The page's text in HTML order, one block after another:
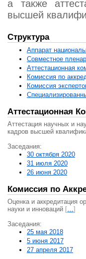
а также
высшей
Структура
Аппарат
Совместное
Аттестационная
Комиссия по
Комиссия
Аттестационная
Аттестация научных и
кадров высшей
Заседания:
30 октября 2020
31 июля 2020
26 июня 2020
Комиссия по
Оценка и аккредитация
науки и инноваций […]
Заседания:
25 мая 2018
5 июня 2017
27 апреля 2017